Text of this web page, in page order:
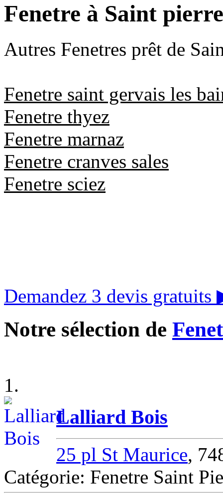
Fenetre à Saint
Autres Fenetres prêt de
Fenetre saint gervais les
Fenetre thyez
Fenetre marnaz
Fenetre cranves sales
Fenetre sciez
Demandez 3 devis gratuits
Notre sélection de
1.
Lalliard Bois
25 pl St Maurice,
Catégorie: Fenetre Saint